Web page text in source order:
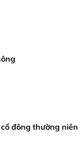
đông thường niên